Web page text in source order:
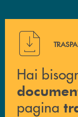
Hai bisogno di
Hai
pagina